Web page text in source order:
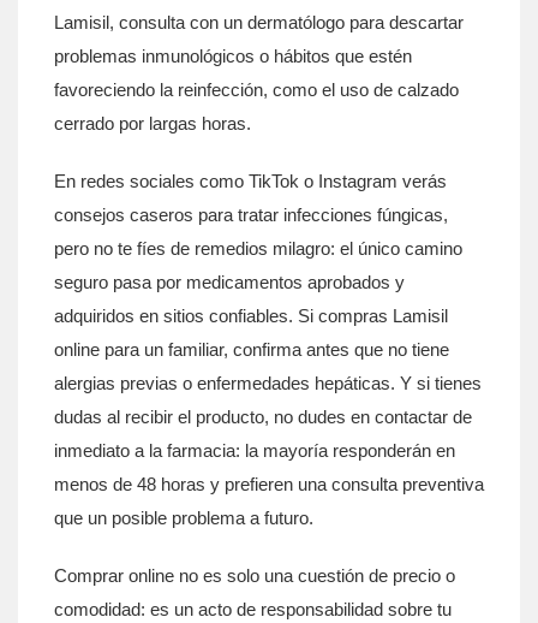
Lamisil, consulta con un dermatólogo para descartar
problemas inmunológicos o hábitos que estén
favoreciendo la reinfección, como el uso de calzado
cerrado por largas horas.
En redes sociales como TikTok o Instagram verás
consejos caseros para tratar infecciones fúngicas,
pero no te fíes de remedios milagro: el único camino
seguro pasa por medicamentos aprobados y
adquiridos en sitios confiables. Si compras Lamisil
online para un familiar, confirma antes que no tiene
alergias previas o enfermedades hepáticas. Y si tienes
dudas al recibir el producto, no dudes en contactar de
inmediato a la farmacia: la mayoría responderán en
menos de 48 horas y prefieren una consulta preventiva
que un posible problema a futuro.
Comprar online no es solo una cuestión de precio o
comodidad: es un acto de responsabilidad sobre tu